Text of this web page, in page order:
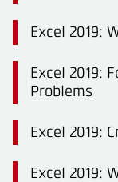
Excel 2019:
Excel 2019:
Problems
Excel 2019:
Excel 2019: